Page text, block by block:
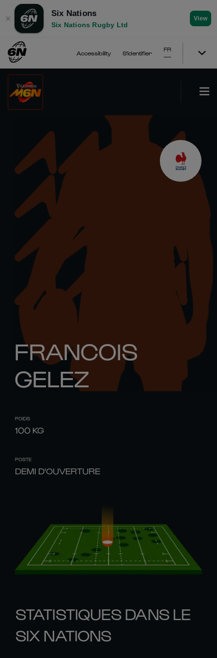
✕
Six Nations
Six Nations Rugby Ltd
View
Accessibility S'identifier
FR
FRANCOIS
GELEZ
POIDS
100 KG
POSTE
DEMI D'OUVERTURE
STATISTIQUES DANS LE
SIX NATIONS